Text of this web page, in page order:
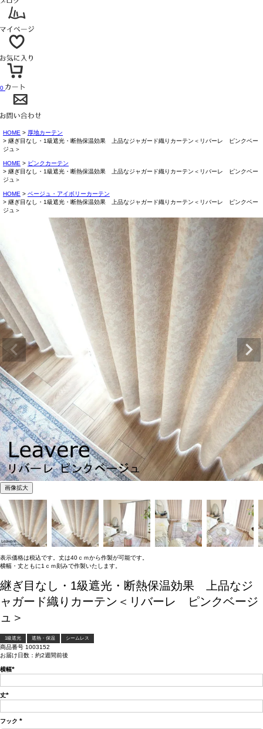
0
HOME
厚地カーテン
継ぎ目なし・1級遮光・断熱保温効果 上品なジャガード織りカーテン＜リバーレ ピンクベー
ジュ＞
HOME
ピンクカーテン
継ぎ目なし・1級遮光・断熱保温効果 上品なジャガード織りカーテン＜リバーレ ピンクベー
ジュ＞
HOME
ベージュ・アイボリーカーテン
継ぎ目なし・1級遮光・断熱保温効果 上品なジャガード織りカーテン＜リバーレ ピンクベー
ジュ＞
画像拡大
表示価格は税込です。丈は40ｃｍから作製が可能です。
横幅・丈ともに1ｃｍ刻みで作製いたします。
継ぎ目なし・1級遮光・断熱保温効果 上品なジ
ャガード織りカーテン＜リバーレ ピンクベージ
ュ＞
1級遮光 遮熱・保温 シームレス
商品番号 1003152
お届け日数：約2週間前後
横幅
須)
丈
須)
フック